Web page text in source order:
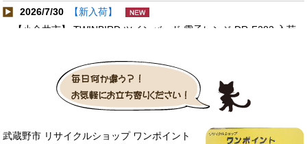
2026/7/30
【新入荷】
【小金井市】 TWINBIRD ツインバード 電子レンジ DR-F282 入荷
【新入荷】
【西東京市】Rinnai リンナイ 都市ガス用ガステーブル KG67BEL
入荷しました！
【三鷹市】 HUMMER ハマー 20x3.0 折畳み自転車 FDB206FAT 入
武蔵野市 リサイクルショップ ワンポイント